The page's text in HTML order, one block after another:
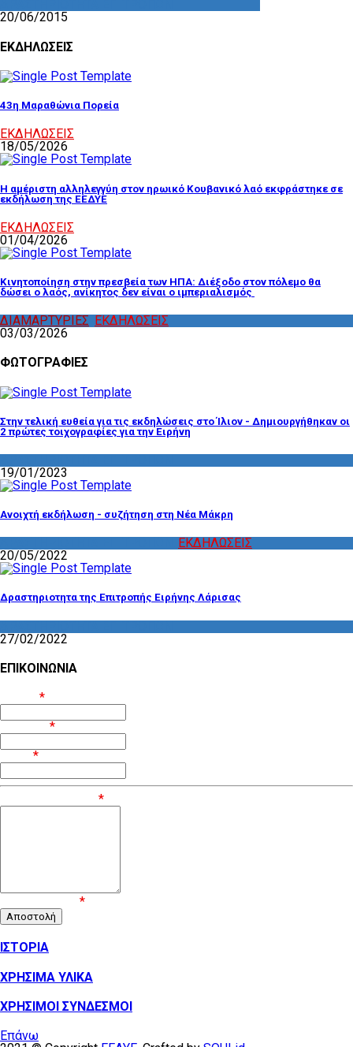
20/06/2015
ΕΚΔΗΛΩΣΕΙΣ
43η Μαραθώνια Πορεία
ΕΚΔΗΛΩΣΕΙΣ
18/05/2026
Η αμέριστη αλληλεγγύη στον ηρωικό Κουβανικό λαό εκφράστηκε σε
εκδήλωση της ΕΕΔΥΕ
ΕΚΔΗΛΩΣΕΙΣ
01/04/2026
Κινητοποίηση στην πρεσβεία των ΗΠΑ: Διέξοδο στον πόλεμο θα
δώσει ο λαός, ανίκητος δεν είναι ο ιμπεριαλισμός
ΔΙΑΜΑΡΤΥΡΙΕΣ ΕΚΔΗΛΩΣΕΙΣ
03/03/2026
ΦΩΤΟΓΡΑΦΙΕΣ
Στην τελική ευθεία για τις εκδηλώσεις στο Ίλιον - Δημιουργήθηκαν οι
2 πρώτες τοιχογραφίες για την Ειρήνη
19/01/2023
Ανοιχτή εκδήλωση - συζήτηση στη Νέα Μάκρη
ΕΚΔΗΛΩΣΕΙΣ
20/05/2022
Δραστηριοτητα της Επιτροπής Ειρήνης Λάρισας
27/02/2022
ΕΠΙΚΟΙΝΩΝΙΑ
*
*
*
*
*
ΙΣΤΟΡΙΑ
ΧΡΗΣΙΜΑ ΥΛΙΚΑ
ΧΡΗΣΙΜΟΙ ΣΥΝΔΕΣΜΟΙ
Επάνω